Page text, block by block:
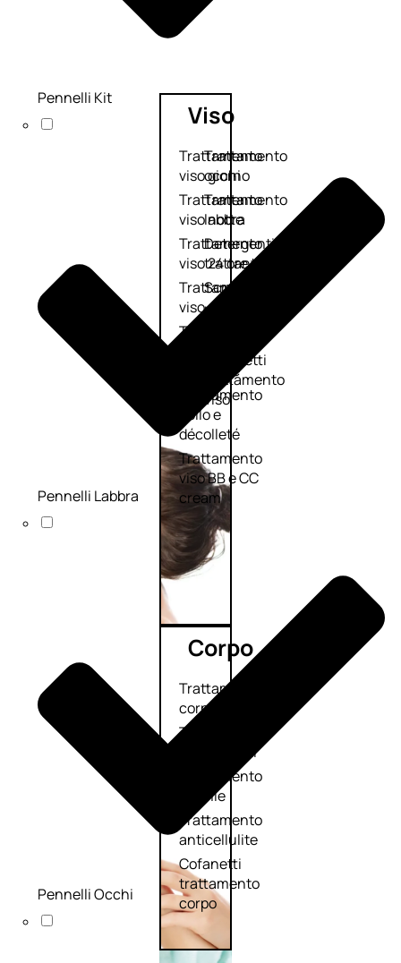
Viso
Trattamento
viso giorno
Trattamento
viso notte
Trattamento
viso 24 ore
Trattamento
viso antietà
Trattamento
idratante
Trattamento
collo e
décolleté
Trattamento
viso BB e CC
cream
Trattamento
occhi
Trattamento
labbra
Detergenti
trattanti
Scrub
Maschere
Cofanetti
trattamento
viso
Corpo
Trattamento
corpo
Trattamento
mani e piedi
Trattamento
unghie
Trattamento
anticellulite
Cofanetti
trattamento
corpo
Pennelli Kit
Pennelli Labbra
Pennelli Occhi